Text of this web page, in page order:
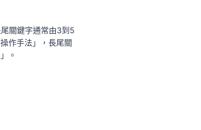
關鍵字通常由3到5
作手法」，長尾關
。